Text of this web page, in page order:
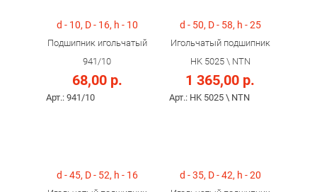
d - 10, D - 16, h - 10
Подшипник игольчатый
941/10
68,00 р.
Арт.: 941/10
d - 50, D - 58, h - 25
Игольчатый подшипник
HK 5025 \ NTN
1 365,00 р.
Арт.: HK 5025 \ NTN
d - 45, D - 52, h - 16 d - 35, D - 42, h - 20